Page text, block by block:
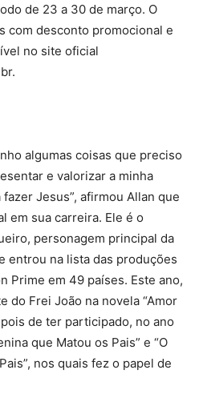
de 23 a 30 de março. O
com desconto promocional e
no site oficial
algumas coisas que preciso
e valorizar a minha
Jesus”, afirmou Allan que
em sua carreira. Ele é o
personagem principal da
entrou na lista das produções
Prime em 49 países. Este ano,
do Frei João na novela “Amor
de ter participado, no ano
que Matou os Pais” e “O
nos quais fez o papel de